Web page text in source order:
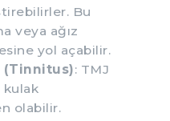
Bu
veya ağız
yol açabilir.
(Tinnitus): TMJ
kulak
olabilir.